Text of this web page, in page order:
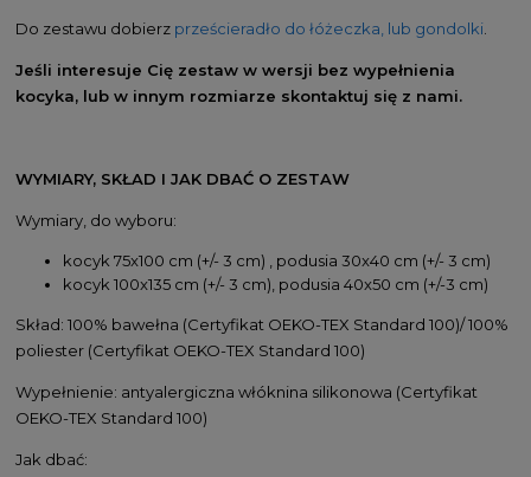
Do zestawu dobierz prześcieradło do łóżeczka, lub gondolki
Jeśli interesuje Cię zestaw w wersji bez wypełnienia
kocyka, lub w innym rozmiarze skontaktuj się z nami.
WYMIARY, SKŁAD I JAK DBAĆ O ZESTAW
Wymiary, do wyboru:
kocyk 75x100 cm (+/- 3 cm) , podusia 30x40 cm (+/- 3 cm)
kocyk 100x135 cm (+/- 3 cm), podusia 40x50 cm (+/-3 cm)
Skład: 100% bawełna (Certyfikat OEKO-TEX Standard 100)/ 100%
poliester (Certyfikat OEKO-TEX Standard 100)
Wypełnienie: antyalergiczna włóknina silikonowa (Certyfikat
OEKO-TEX Standard 100)
Jak dbać: